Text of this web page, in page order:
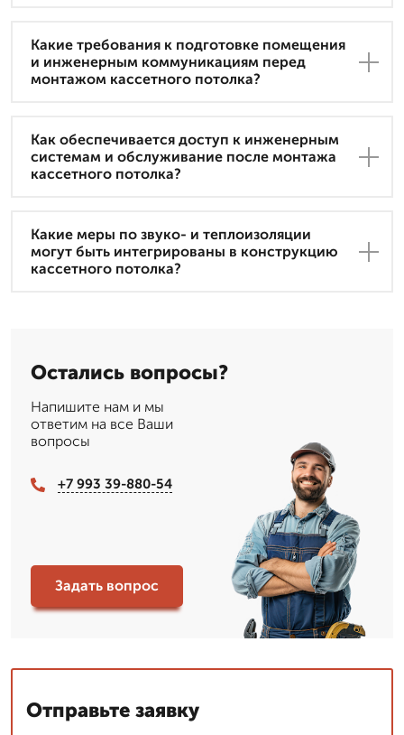
Какие требования к подготовке помещения
и инженерным коммуникациям перед
монтажом кассетного потолка?
Как обеспечивается доступ к инженерным
системам и обслуживание после монтажа
кассетного потолка?
Какие меры по звуко- и теплоизоляции
могут быть интегрированы в конструкцию
кассетного потолка?
Остались вопросы?
Напишите нам и мы
ответим на все Ваши
вопросы
+7 993 39-880-54
Задать вопрос
Отправьте заявку